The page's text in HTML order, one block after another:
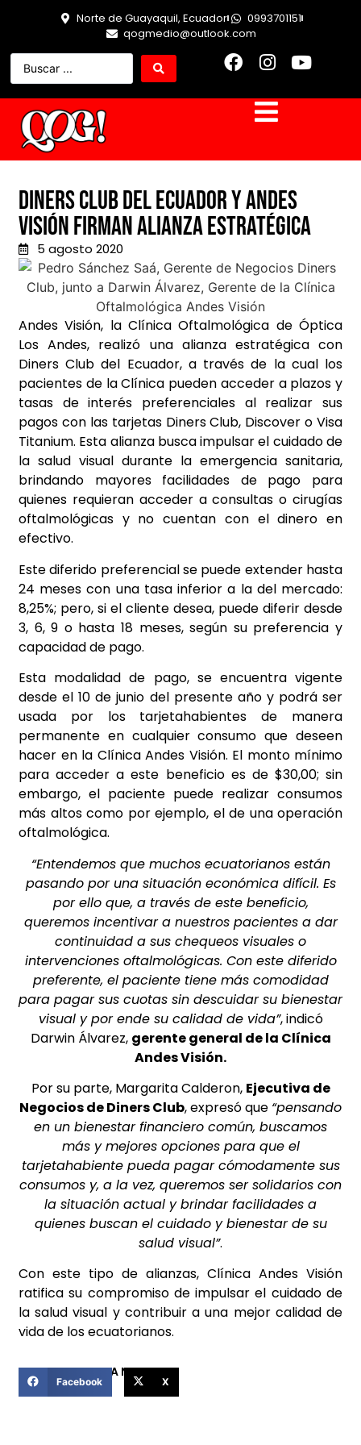
Norte de Guayaquil, Ecuador
0993701151
qogmedio@outlook.com
Diners Club del Ecuador y Andes
Visión firman alianza estratégica
5 agosto 2020
Andes Visión, la Clínica Oftalmológica de Óptica
Los Andes, realizó una alianza estratégica con
Diners Club del Ecuador, a través de la cual los
pacientes de la Clínica pueden acceder a plazos y
tasas de interés preferenciales al realizar sus
pagos con las tarjetas Diners Club, Discover o Visa
Titanium. Esta alianza busca impulsar el cuidado de
la salud visual durante la emergencia sanitaria,
brindando mayores facilidades de pago para
quienes requieran acceder a consultas o cirugías
oftalmológicas y no cuentan con el dinero en
efectivo.
Este diferido preferencial se puede extender hasta
24 meses con una tasa inferior a la del mercado:
8,25%; pero, si el cliente desea, puede diferir desde
3, 6, 9 o hasta 18 meses, según su preferencia y
capacidad de pago.
Esta modalidad de pago, se encuentra vigente
desde el 10 de junio del presente año y podrá ser
usada por los tarjetahabientes de manera
permanente en cualquier consumo que deseen
hacer en la Clínica Andes Visión. El monto mínimo
para acceder a este beneficio es de $30,00; sin
embargo, el paciente puede realizar consumos
más altos como por ejemplo, el de una operación
oftalmológica.
“Entendemos que muchos ecuatorianos están
pasando por una situación económica difícil. Es
por ello que, a través de este beneficio,
queremos incentivar a nuestros pacientes a dar
continuidad a sus chequeos visuales o
intervenciones oftalmológicas. Con este diferido
preferente, el paciente tiene más comodidad
para pagar sus cuotas sin descuidar su bienestar
visual y por ende su calidad de vida”, indicó
Darwin Álvarez, gerente general de la Clínica
Andes Visión.
Por su parte, Margarita Calderon, Ejecutiva de
Negocios de Diners Club, expresó que “pensando
en un bienestar financiero común, buscamos
más y mejores opciones para que el
tarjetahabiente pueda pagar cómodamente sus
consumos y, a la vez, queremos ser solidarios con
la situación actual y brindar facilidades a
quienes buscan el cuidado y bienestar de su
salud visual”.
Con este tipo de alianzas, Clínica Andes Visión
ratifica su compromiso de impulsar el cuidado de
la salud visual y contribuir a una mejor calidad de
vida de los ecuatorianos.
COMPARTIR ESTA NOTICIA
Facebook X